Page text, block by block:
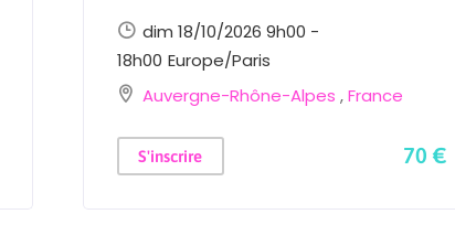
dim 18/10/2026 9h00 -
18h00 Europe/Paris
Auvergne-Rhône-Alpes ,France
S'inscrire 70 €